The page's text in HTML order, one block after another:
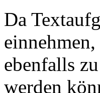
Da
ebenfalls
werden